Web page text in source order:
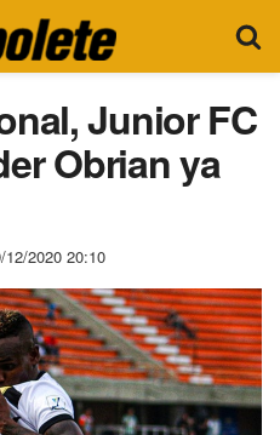
Junior FC
Obrian ya
12/2020 20:10